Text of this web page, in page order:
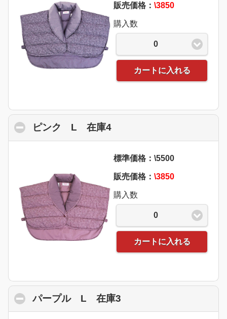
販売価格： \3850
購入数
0
カートに入れる
ピンク L 在庫4click to collapse
標準価格：\5500
販売価格： \3850
購入数
0
カートに入れる
パープル L 在庫3